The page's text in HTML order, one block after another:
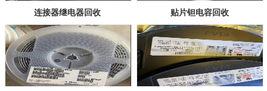
连接器继电器回收 贴片钽电容回收